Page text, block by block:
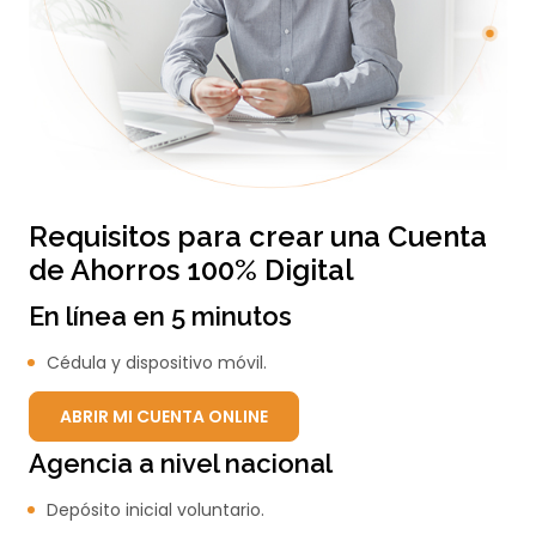
Requisitos para crear una Cuenta
de Ahorros 100% Digital
En línea en 5 minutos
Cédula y dispositivo móvil.
ABRIR MI CUENTA ONLINE
Agencia a nivel nacional
Depósito inicial voluntario.